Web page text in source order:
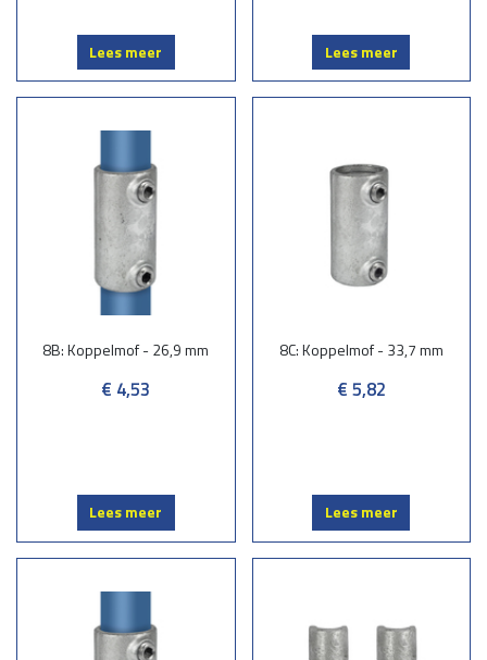
Lees meer Lees meer
8B: Koppelmof - 26,9 mm
€ 4,53
Lees meer
8C: Koppelmof - 33,7 mm
€ 5,82
Lees meer